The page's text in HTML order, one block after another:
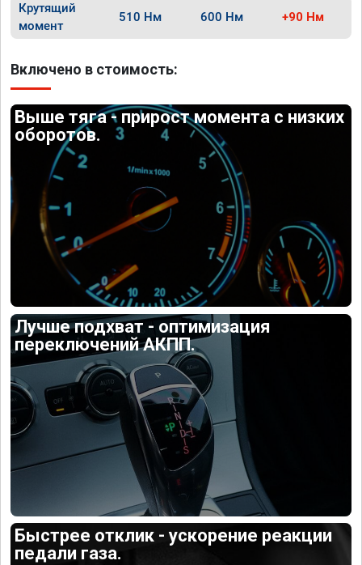
Крутящий
момент
510 Нм 600 Нм +90 Нм
Включено в стоимость:
Выше тяга - прирост момента с низких
оборотов.
Лучше подхват - оптимизация
переключений АКПП.
Быстрее отклик - ускорение реакции
педали газа.